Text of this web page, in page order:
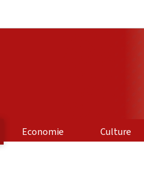
Economie
Culture